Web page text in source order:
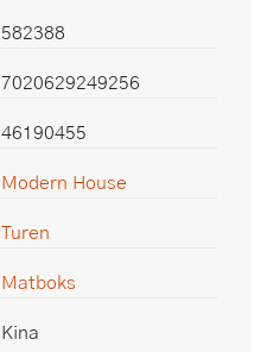
582388
7020629249256
46190455
Modern House
Turen
Matboks
Kina